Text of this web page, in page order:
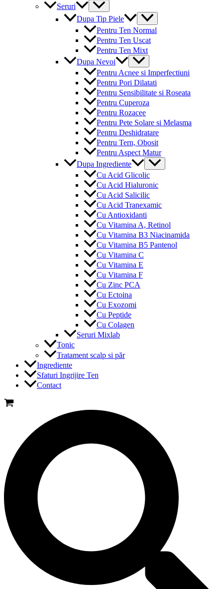
Seruri
Menu
Toggle
Dupa Tip Piele
Menu
Toggle
Pentru Ten Normal
Pentru Ten Uscat
Pentru Ten Mixt
Dupa Nevoi
Menu
Toggle
Pentru Acnee si Imperfectiuni
Pentru Pori Dilatati
Pentru Sensibilitate si Roseata
Pentru Cuperoza
Pentru Rozacee
Pentru Pete Solare si Melasma
Pentru Deshidratare
Pentru Tern, Obosit
Pentru Aspect Matur
Dupa Ingrediente
Menu
Toggle
Cu Acid Glicolic
Cu Acid Hialuronic
Cu Acid Salicilic
Cu Acid Tranexamic
Cu Antioxidanti
Cu Vitamina A, Retinol
Cu Vitamina B3 Niacinamida
Cu Vitamina B5 Pantenol
Cu Vitamina C
Cu Vitamina E
Cu Vitamina F
Cu Zinc PCA
Cu Ectoina
Cu Exozomi
Cu Peptide
Cu Colagen
Seruri Mixlab
Tonic
Tratament scalp si păr
Ingrediente
Sfaturi Ingrijire Ten
Contact